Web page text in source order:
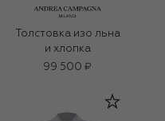
Толстовка изо льна
и хлопка
99 500 ₽